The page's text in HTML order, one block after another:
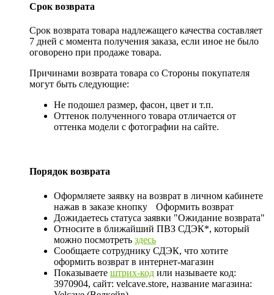
Срок возврата
Срок возврата товара надлежащего качества составляет
7 дней с момента получения заказа, если иное не было
оговорено при продаже товара.
Причинами возврата товара со Стороны покупателя
могут быть следующие:
Не подошел размер, фасон, цвет и т.п.
Оттенок полученного товара отличается от
оттенка модели с фотографии на сайте.
Порядок возврата
Оформляете заявку на возврат в личном кабинете
нажав в заказе кнопку
Оформить возврат
Дожидаетесь статуса заявки "Ожидание возврата"
Относите в ближайший ПВЗ СДЭК*, который
можно посмотреть здесь
Сообщаете сотруднику СДЭК, что хотите
оформить возврат в интернет-магазин
Показываете штрих-код или называете код:
3970904, сайт: velcave.store, название магазина: